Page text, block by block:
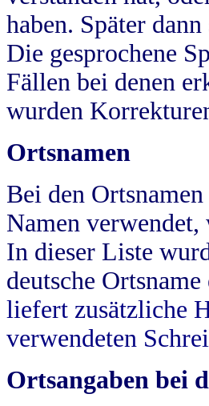
haben. Später
Die gesprochene
Fällen bei denen
wurden
Ortsnamen
Bei den
Namen
In dieser Liste
deutsche
liefert zusätzliche
verwendeten
Ortsangaben bei